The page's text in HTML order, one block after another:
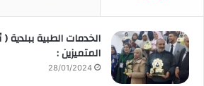
الخدمات الطبية ببلدية
المتميزين :
28/01/2024